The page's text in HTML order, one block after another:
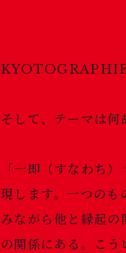
KYOTOGRAPHIE
そして、テーマは何
「一即（すなわち
現します。一つのも
みながら他と縁起
の関係にある。こう